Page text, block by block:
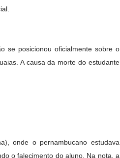
se posicionou oficialmente sobre o
A causa da morte do estudante
onde o pernambucano estudava
o falecimento do aluno. Na nota, a